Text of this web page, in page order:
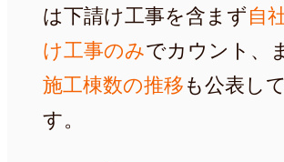
は下請け工事を含まず自
け工事のみでカウント、
施工棟数の推移 も公表し
す。